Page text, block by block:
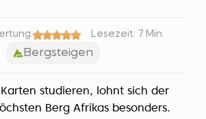
Lesezeit: 7 Min.
Bergsteigen
studieren, lohnt sich der
Berg Afrikas besonders.